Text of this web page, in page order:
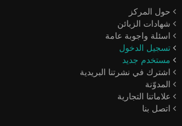
حول المركز
شهادات الزبائن
اسئلة واجوبة عامة
تسجيل الدخول
مستخدم جديد
اشترك في نشرتنا البريدية
المدوّنة
علاماتنا التجارية
اتصل بنا